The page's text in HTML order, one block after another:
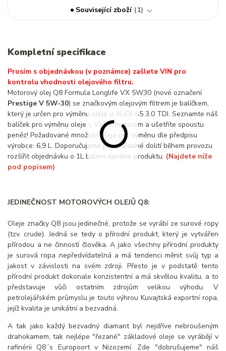
Související zboží
1
Kompletní specifikace
Prosím s objednávkou (v poznámce) zašlete VIN pro
kontrolu vhodnosti olejového filtru.
Motorový olej Q8 Formula Longlife VX 5W30 (nové označení
Prestige V 5W-30) se značkovým olejovým filtrem je balíčkem,
který je určen pro výměnu oleje u AUDI A5 3.0 TDI. Seznamte náš
balíček pro výměnu oleje s Vaším motorem a ušetříte spoustu
peněz! Požadované množství oleje pro výměnu dle předpisu
výrobce: 6,9 L. Doporučujeme pro případné dolití během provozu
rozšířit objednávku o 1L balení daného produktu. (Najdete níže
pod popisem)
JEDINEČNOST MOTOROVÝCH OLEJŮ Q8:
Oleje značky Q8 jsou jedinečné, protože se vyrábí ze surové ropy
(tzv. crude). Jedná se tedy o přírodní produkt, který je vytvářen
přírodou a ne činností člověka. A jako všechny přírodní produkty
je surová ropa nepředvídatelná a má tendenci měnit svůj typ a
jakost v závislosti na svém zdroji. Přesto je v podstatě tento
přírodní produkt dokonale konzistentní a má skvělou kvalitu, a to
představuje vůči ostatním zdrojům velikou výhodu. V
petrolejářském průmyslu je touto výhrou Kuvajtská exportní ropa,
jejíž kvalita je unikátní a bezvadná.
A tak jako každý bezvadný diamant byl nejdříve nebroušeným
drahokamem, tak nejlépe "řezané" základové oleje se vyrábějí v
rafinérii Q8´s Europoort v Nizozemí. Zde "dobrušujeme" náš